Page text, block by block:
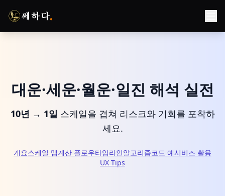
대운·세운·월운·일진 해석 실전
10년 → 1일 스케일을 겹쳐 리스크와 기회를 포착하
세요.
개요스케일 맵계산 플로우타임라인알고리즘코드 예시비즈 활용
UX Tips